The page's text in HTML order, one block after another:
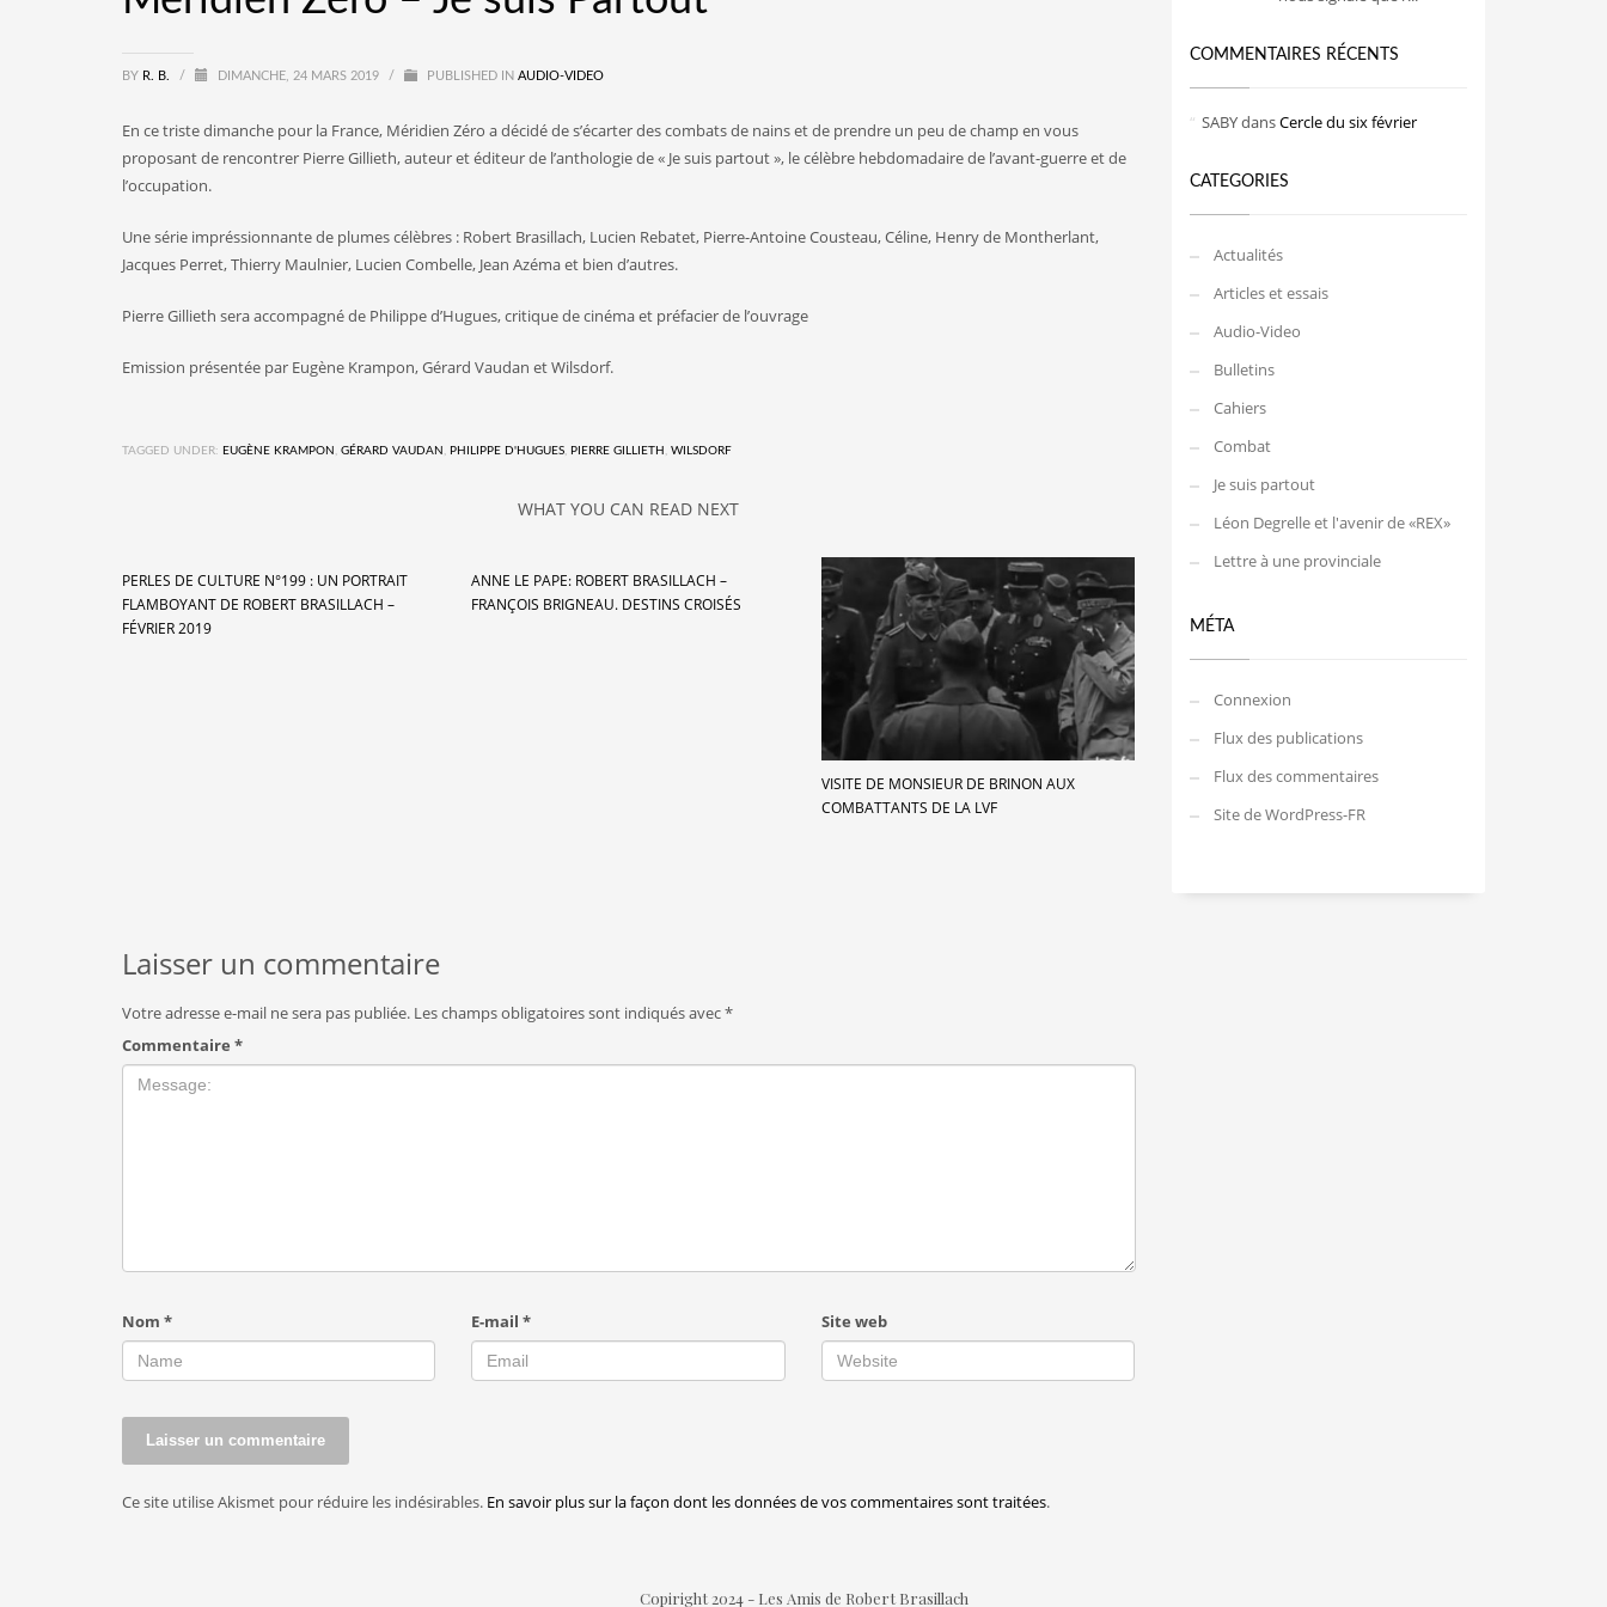
BY R. B. / DIMANCHE, 24 MARS 2019 / PUBLISHED IN AUDIO-VIDEO
En ce triste dimanche pour la France, Méridien Zéro a décidé de s’écarter des combats de nains et de prendre un peu de champ en vous
proposant de rencontrer Pierre Gillieth, auteur et éditeur de l’anthologie de « Je suis partout », le célèbre hebdomadaire de l’avant-guerre et de
l’occupation.
Une série impréssionnante de plumes célèbres : Robert Brasillach, Lucien Rebatet, Pierre-Antoine Cousteau, Céline, Henry de Montherlant,
Jacques Perret, Thierry Maulnier, Lucien Combelle, Jean Azéma et bien d’autres.
Pierre Gillieth sera accompagné de Philippe d’Hugues, critique de cinéma et préfacier de l’ouvrage
Emission présentée par Eugène Krampon, Gérard Vaudan et Wilsdorf.
TAGGED UNDER: EUGÈNE KRAMPON GÉRARD VAUDAN PHILIPPE D'HUGUES PIERRE GILLIETH WILSDORF
WHAT YOU CAN READ NEXT
PERLES DE CULTURE N°199 : UN PORTRAIT
FLAMBOYANT DE ROBERT BRASILLACH –
FÉVRIER 2019
ANNE LE PAPE: ROBERT BRASILLACH –
FRANÇOIS BRIGNEAU. DESTINS CROISÉS
VISITE DE MONSIEUR DE BRINON AUX
COMBATTANTS DE LA LVF
Laisser un commentaire
Votre adresse e-mail ne sera pas publiée. Les champs obligatoires sont indiqués avec*
Commentaire *
Nom * E-mail* Site web
Ce site utilise Akismet pour réduire les indésirables. En savoir plus sur la façon dont les données de vos commentaires sont traitées.
COMMENTAIRES RÉCENTS
SABYdansCercle du six février
CATEGORIES
Actualités
Articles et essais
Audio-Video
Bulletins
Cahiers
Combat
Je suis partout
Léon Degrelle et l'avenir de «REX»
Lettre à une provinciale
MÉTA
Connexion
Flux des publications
Flux des commentaires
Site de WordPress-FR
Copiright 2024 - Les Amis de Robert Brasillach